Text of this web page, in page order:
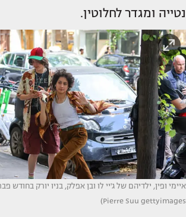
נטייה ומגדר לחלוטין.
איימי ופין, ילדיהם של ג'יי לו ובן אפלק, בניו יורק בחודש
Pierre Suu gettyimages)